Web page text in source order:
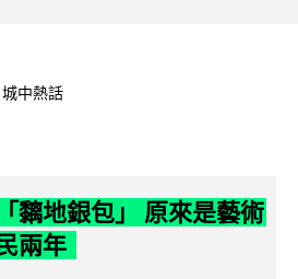
城中熱話
黐地銀包」 原來是藝術
兩年